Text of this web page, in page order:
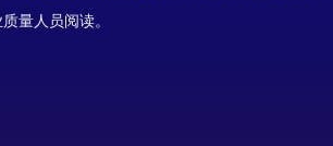
量人员阅读。